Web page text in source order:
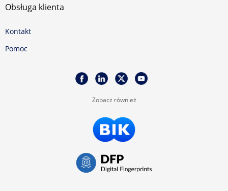
Obsługa klienta
Kontakt
Pomoc
Zobacz również